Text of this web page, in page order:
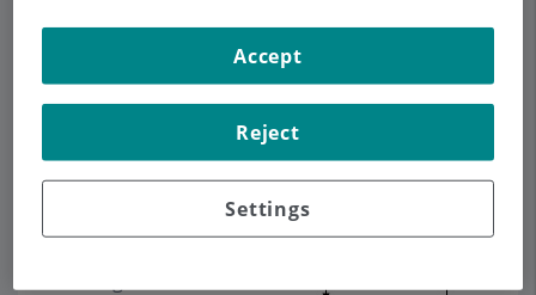
A. Causas locales
anatòmiques,
Settings
Reject
Accept